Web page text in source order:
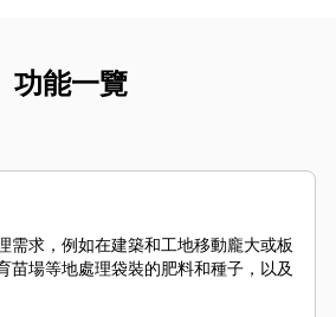
功能一覽
需求，例如在建築和工地移動龐大或板
苗場等地處理袋裝的肥料和種子，以及